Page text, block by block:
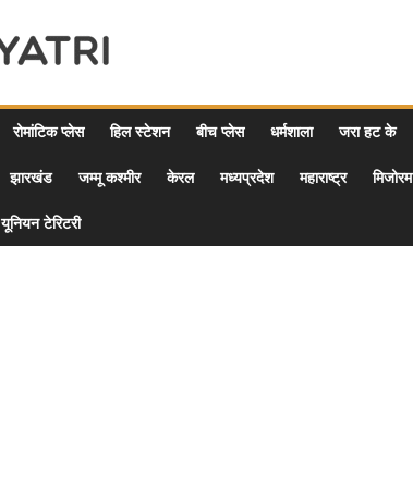
रोमांटिक प्लेस हिल स्टेशन बीच प्लेस धर्मशाला जरा हट के
झारखंड जम्मू कश्मीर केरल मध्यप्रदेश महाराष्ट्र मिजोरम
यूनियन टेरिटरी